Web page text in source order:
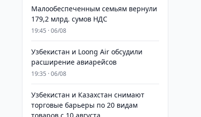
Малообеспеченным семьям вернули
179,2 млрд. сумов НДС
19:45 · 06/08
Узбекистан и Loong Air обсудили
расширение авиарейсов
19:35 · 06/08
Узбекистан и Казахстан снимают
торговые барьеры по 20 видам